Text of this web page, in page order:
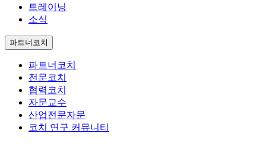
트레이닝
소식
파트너코치
파트너코치
전문코치
협력코치
자문교수
산업전문자문
코치 연구 커뮤니티